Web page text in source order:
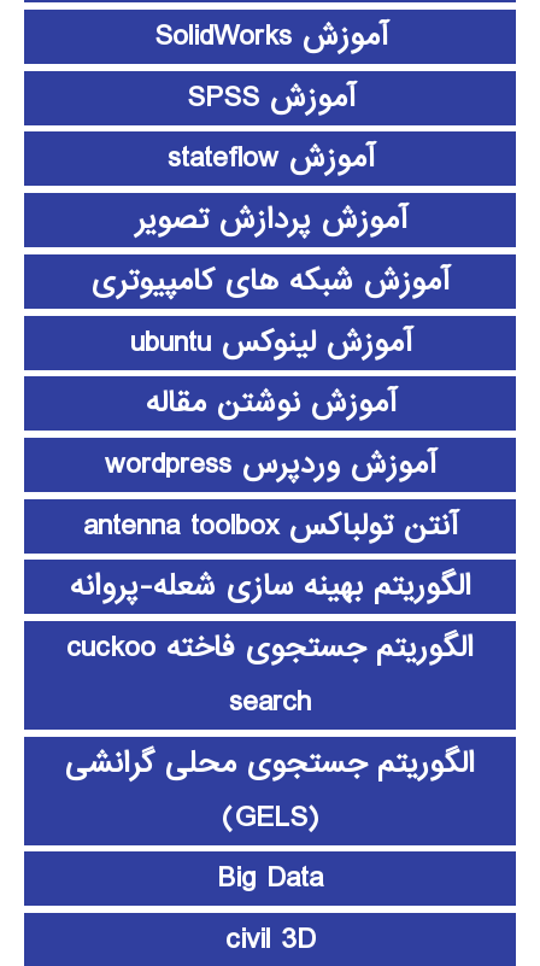
آموزش SolidWorks
آموزش SPSS
آموزش stateflow
آموزش پردازش تصویر
آموزش شبکه های کامپیوتری
آموزش لینوکس ubuntu
آموزش نوشتن مقاله
آموزش وردپرس wordpress
آنتن تولباکس antenna toolbox
الگوریتم بهینه سازی شعله-پروانه
الگوریتم جستجوی فاخته cuckoo
search
الگوریتم جستجوی محلی گرانشی
(GELS)
Big Data
civil 3D